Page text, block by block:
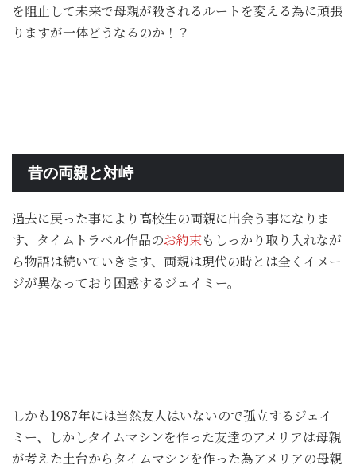
を阻止して未来で母親が殺されるルートを変える為に頑張
りますが一体どうなるのか！？
昔の両親と対峙
過去に戻った事により高校生の両親に出会う事になりま
す、タイムトラベル作品のお約束もしっかり取り入れなが
ら物語は続いていきます、両親は現代の時とは全くイメー
ジが異なっており困惑するジェイミー。
しかも1987年には当然友人はいないので孤立するジェイ
ミー、しかしタイムマシンを作った友達のアメリアは母親
が考えた土台からタイムマシンを作った為アメリアの母親